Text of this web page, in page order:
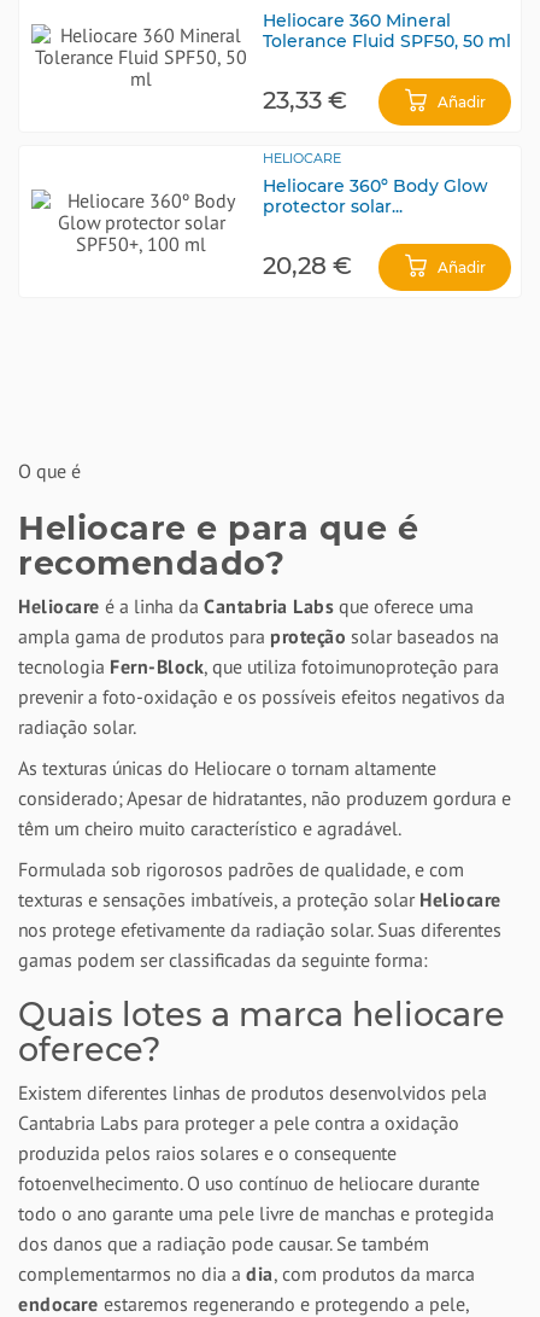
Heliocare 360 Mineral
Tolerance Fluid SPF50, 50 ml
23,33 € Añadir
HELIOCARE
Heliocare 360º Body Glow
protector solar...
20,28 € Añadir
O que é
Heliocare e para que é
recomendado?
Heliocare é a linha da Cantabria Labs que oferece uma
ampla gama de produtos para proteção solar baseados na
tecnologia Fern-Block, que utiliza fotoimunoproteção para
prevenir a foto-oxidação e os possíveis efeitos negativos da
radiação solar.
As texturas únicas do Heliocare o tornam altamente
considerado; Apesar de hidratantes, não produzem gordura e
têm um cheiro muito característico e agradável.
Formulada sob rigorosos padrões de qualidade, e com
texturas e sensações imbatíveis, a proteção solar Heliocare
nos protege efetivamente da radiação solar. Suas diferentes
gamas podem ser classificadas da seguinte forma:
Quais lotes a marca heliocare
oferece?
Existem diferentes linhas de produtos desenvolvidos pela
Cantabria Labs para proteger a pele contra a oxidação
produzida pelos raios solares e o consequente
fotoenvelhecimento. O uso contínuo de heliocare durante
todo o ano garante uma pele livre de manchas e protegida
dos danos que a radiação pode causar. Se também
complementarmos no dia a dia, com produtos da marca
endocare estaremos regenerando e protegendo a pele,